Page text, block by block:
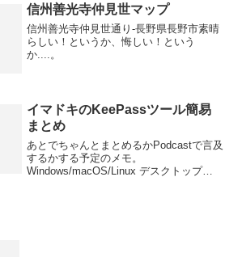
と思われるかもしれないが、まあそのと
おりで、世間を騒...
信州善光寺仲見世マップ
信州善光寺仲見世通り-長野県長野市素晴
らしい！というか、悔しい！という
か....。
イマドキのKeePassツール簡易
まとめ
あとでちゃんとまとめるかPodcastで言及
するかする予定のメモ。
Windows/macOS/Linux デスクトップ